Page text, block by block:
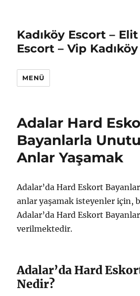
Kadıköy Escort –
Escort – Vip
MENÜ
Adalar Hard
Bayanlarla
Anlar Yaşamak
Adalar’da Hard Eskort
anlar yaşamak isteyenler için,
Adalar’da Hard Eskort
verilmektedir.
Adalar’da Hard
Nedir?